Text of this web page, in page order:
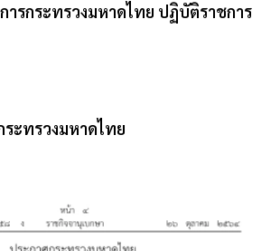
ารกระทรวงมหาดไทย ปฏิบัติราชการ
ระทรวงมหาดไทย